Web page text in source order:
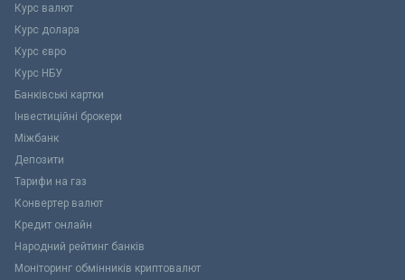
Курс валют
Курс долара
Курс євро
Курс НБУ
Банківські картки
Інвестиційні брокери
Міжбанк
Депозити
Тарифи на газ
Конвертер валют
Кредит онлайн
Народний рейтинг банків
Моніторинг обмінників криптовалют